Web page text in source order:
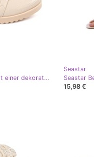
Seastar Schuhe für Keile mit einer dekorativen Schnalle beige
Seastar
15,98 €